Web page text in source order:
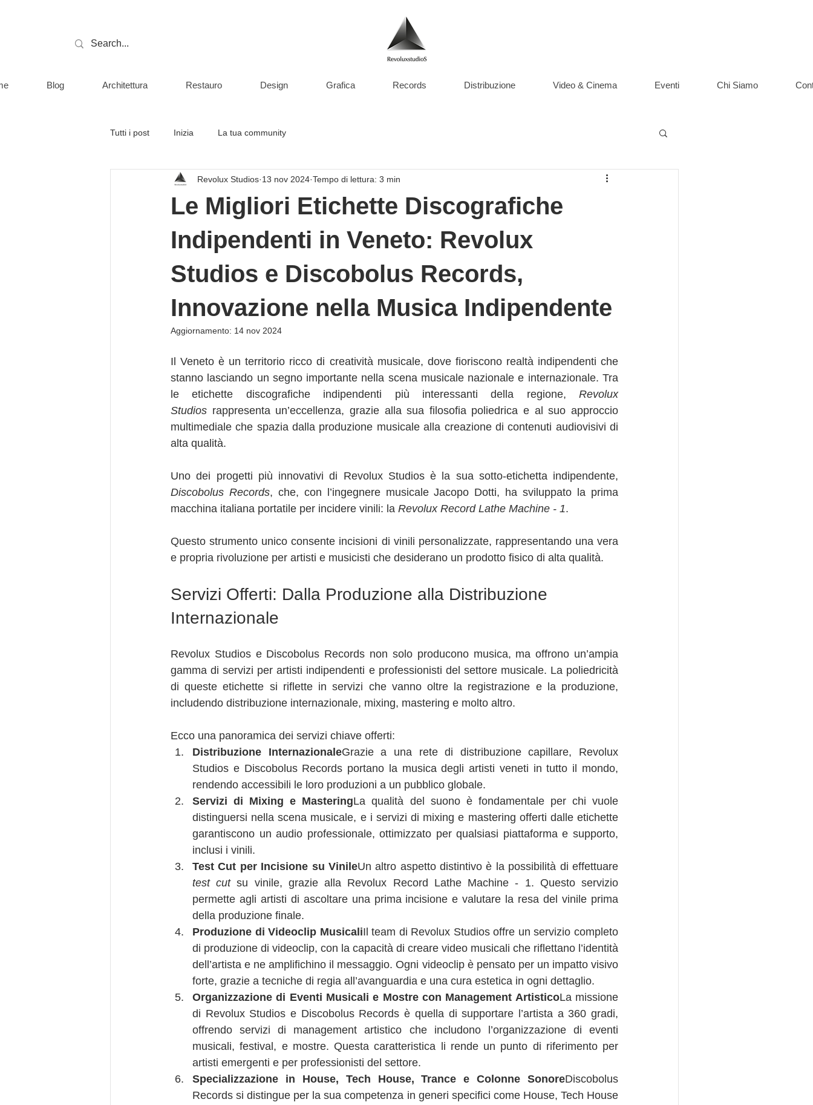
Blog Architettura Restauro Design Grafica Records Distribuzione Video & Cinema Eventi Chi Siamo
Tutti i post Inizia La tua community
Le Migliori Etichette Discografiche
Indipendenti in Veneto: Revolux
Studios e Discobolus Records,
Innovazione nella Musica Indipendente
Revolux Studios 13 nov 2024 Tempo di lettura: 3 min
Aggiornamento: 14 nov 2024
Il Veneto è un territorio ricco di creatività musicale, dove fioriscono realtà indipendenti che
stanno lasciando un segno importante nella scena musicale nazionale e internazionale. Tra
le etichette discografiche indipendenti più interessanti della regione, Revolux
Studios rappresenta un’eccellenza, grazie alla sua filosofia poliedrica e al suo approccio
multimediale che spazia dalla produzione musicale alla creazione di contenuti audiovisivi di
alta qualità.
Discobolus Records, che, con l’ingegnere musicale Jacopo Dotti, ha sviluppato la prima
macchina italiana portatile per incidere vinili: la Revolux Record Lathe Machine - 1.
Questo strumento unico consente incisioni di vinili personalizzate, rappresentando una vera
e propria rivoluzione per artisti e musicisti che desiderano un prodotto fisico di alta qualità.
Servizi Offerti: Dalla Produzione alla Distribuzione
Internazionale
Revolux Studios e Discobolus Records non solo producono musica, ma offrono un’ampia
gamma di servizi per artisti indipendenti e professionisti del settore musicale. La poliedricità
di queste etichette si riflette in servizi che vanno oltre la registrazione e la produzione,
includendo distribuzione internazionale, mixing, mastering e molto altro.
Ecco una panoramica dei servizi chiave offerti:
Distribuzione InternazionaleGrazie a una rete di distribuzione capillare, Revolux
Studios e Discobolus Records portano la musica degli artisti veneti in tutto il mondo,
rendendo accessibili le loro produzioni a un pubblico globale.
Servizi di Mixing e MasteringLa qualità del suono è fondamentale per chi vuole
distinguersi nella scena musicale, e i servizi di mixing e mastering offerti dalle etichette
garantiscono un audio professionale, ottimizzato per qualsiasi piattaforma e supporto,
inclusi i vinili.
Test Cut per Incisione su Vinile
test cut su vinile, grazie alla Revolux Record Lathe Machine - 1. Questo servizio
permette agli artisti di ascoltare una prima incisione e valutare la resa del vinile prima
della produzione finale.
Produzione di Videoclip MusicaliIl team di Revolux Studios offre un servizio completo
di produzione di videoclip, con la capacità di creare video musicali che riflettano l’identità
dell’artista e ne amplifichino il messaggio. Ogni videoclip è pensato per un impatto visivo
forte, grazie a tecniche di regia all’avanguardia e una cura estetica in ogni dettaglio.
Organizzazione di Eventi Musicali e Mostre con Management ArtisticoLa missione
di Revolux Studios e Discobolus Records è quella di supportare l’artista a 360 gradi,
offrendo servizi di management artistico che includono l’organizzazione di eventi
musicali, festival, e mostre. Questa caratteristica li rende un punto di riferimento per
artisti emergenti e per professionisti del settore.
Specializzazione in House, Tech House, Trance e Colonne SonoreDiscobolus
Records si distingue per la sua competenza in generi specifici come House, Tech House